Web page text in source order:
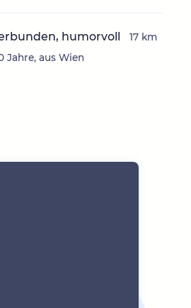
humorvoll
Jahre, aus Wien
17 km